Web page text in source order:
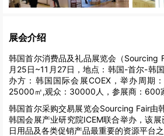
展会介绍
韩国首尔消费品及礼品展览会（Sourcing
月25日~11月27日，地点：韩国-首尔-韩
办方：韩国国际会展COEX，举办周期
25000㎡,观众：30000人，参展商：600
韩国首尔采购交易展览会Sourcing Fair由
韩国会展产业研究院ICEM联合举办，该
日用品及各类促销产品最重要的资源平台之